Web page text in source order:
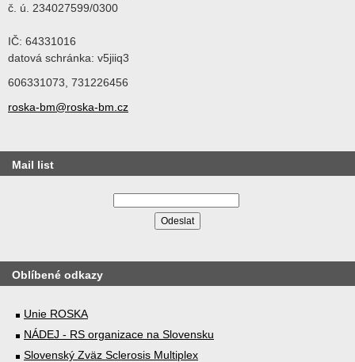
č. ú. 234027599/0300
IČ: 64331016
datová schránka: v5jiiq3
606331073, 731226456
roska-bm@roska-bm.cz
Mail list
Oblíbené odkazy
Unie ROSKA
NÁDEJ - RS organizace na Slovensku
Slovenský Zväz Sclerosis Multiplex